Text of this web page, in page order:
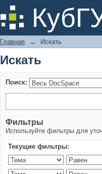
Искать
Главная → Искать
Искать
Поиск:
Фильтры
Используйте фильтры для
Текущие фильтры: